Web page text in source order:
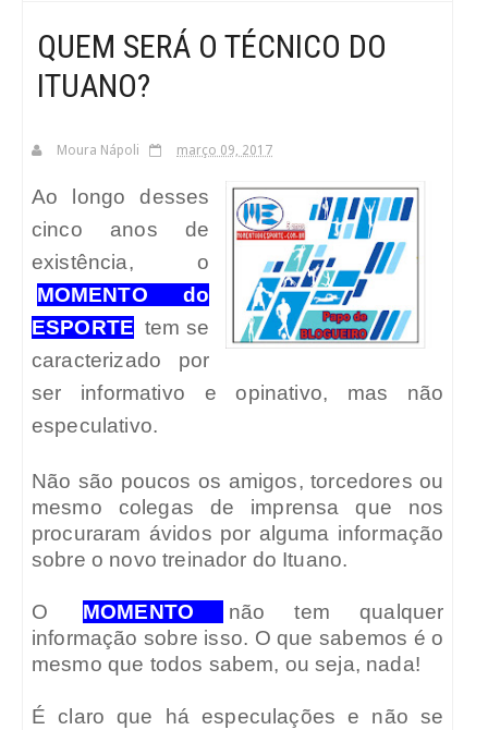
QUEM SERÁ O TÉCNICO DO
ITUANO?
Moura Nápoli março 09, 2017
Ao longo desses
cinco anos de
existência, o
MOMENTO do
ESPORTE tem se
caracterizado por
ser informativo e opinativo, mas não
especulativo.
Não são poucos os amigos, torcedores ou
mesmo colegas de imprensa que nos
procuraram ávidos por alguma informação
sobre o novo treinador do Ituano.
O MOMENTO
não tem qualquer
informação sobre isso. O que sabemos é o
mesmo que todos sabem, ou seja, nada!
É claro que há especulações e não se